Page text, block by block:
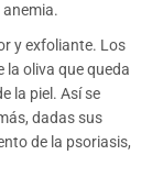
y exfoliante. Los
la oliva que queda
la piel. Así se
dadas sus
de la psoriasis,